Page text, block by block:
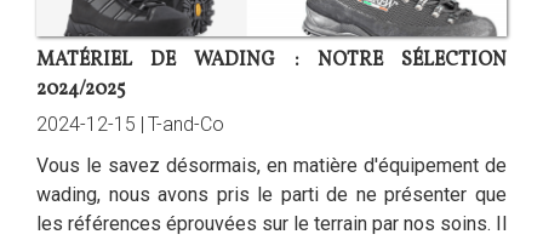
MATÉRIEL DE WADING : NOTRE SÉLECTION
2024/2025
2024-12-15 | T-and-Co
Vous le savez désormais, en matière d'équipement de
wading, nous avons pris le parti de ne présenter que
les références éprouvées sur le terrain par nos soins. Il